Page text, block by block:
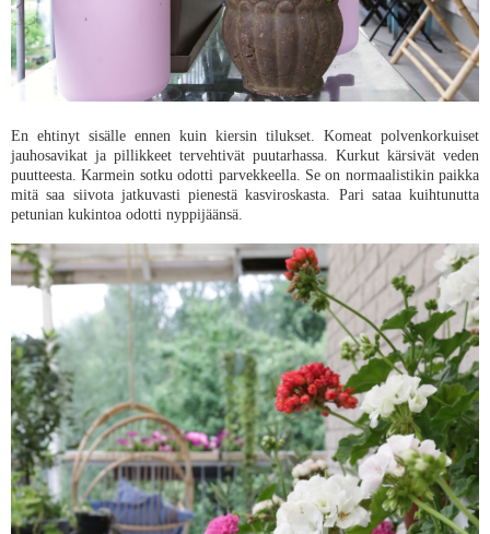
En ehtinyt sisälle ennen kuin kiersin tilukset. Komeat polvenkorkuiset
jauhosavikat ja pillikkeet tervehtivät puutarhassa. Kurkut kärsivät veden
puutteesta. Karmein sotku odotti parvekkeella. Se on normaalistikin paikka
mitä saa siivota jatkuvasti pienestä kasviroskasta. Pari sataa kuihtunutta
petunian kukintoa odotti nyppijäänsä.